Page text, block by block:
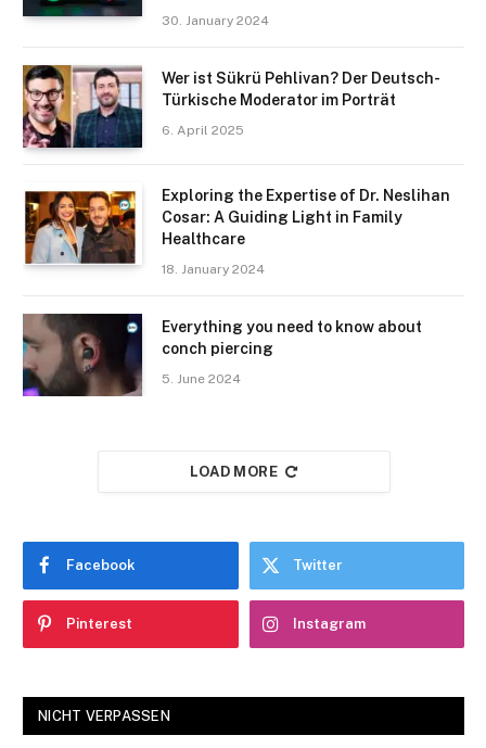
30. January 2024
Wer ist Sükrü Pehlivan? Der Deutsch-
Türkische Moderator im Porträt
6. April 2025
Exploring the Expertise of Dr. Neslihan
Cosar: A Guiding Light in Family
Healthcare
18. January 2024
Everything you need to know about
conch piercing
5. June 2024
LOAD MORE
Facebook Twitter
Pinterest Instagram
NICHT VERPASSEN